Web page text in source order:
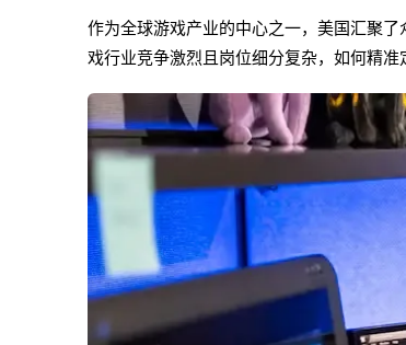
作为全球游戏产业的中心之一，美国汇聚了
戏行业竞争激烈且岗位细分复杂，如何精